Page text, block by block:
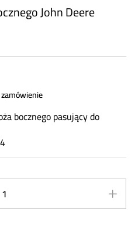
John Deere
bocznego pasujący do